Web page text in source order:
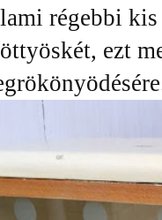
régebbi
ezt